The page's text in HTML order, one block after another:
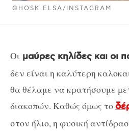
©HOSK ELSA/INSTAGRAM
Οι μαύρες κηλίδες και οι
δεν είναι η καλύτερη
θα θέλαμε να κρατήσουμε
διακοπών. Καθώς όμως το
στον ήλιο, η φυσική